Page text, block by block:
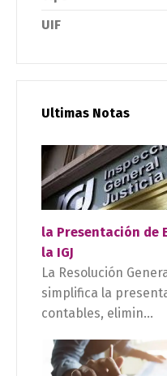
UIF
Ultimas Notas
la Presentación de
la IGJ
La Resolución
simplifica la
contables, elimin...